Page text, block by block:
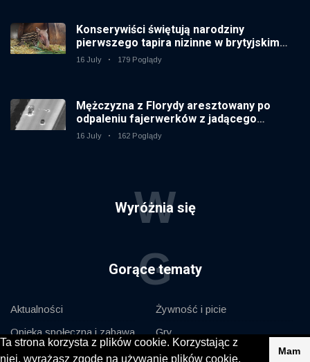
Ta strona korzysta z plików cookie. Korzystając z
niej, wyrażasz zgodę na używanie plików cookie.
Mam
Konserywiści świętują narodziny
pierwszego tapira nizinne w brytyjskim
zoo od 14 lat
16 July 179 Poglądy
Mężczyzna z Florydy aresztowany po
odpaleniu fajerwerków z jadącego
samochodu
16 July 162 Poglądy
Wyróżnia się
W
Gorące tematy
G
Aktualności
Opieka społeczna i zabawa
Kino i telewizja
Żywność i picie
Gry
Zdrowie i sprawność fizyczna